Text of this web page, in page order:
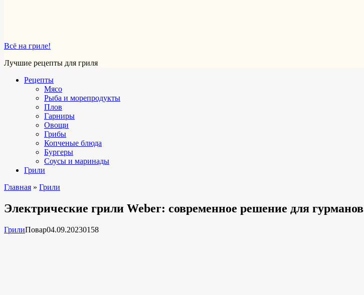
Всё на гриле!
Лучшие рецепты для гриля
Рецепты
Мясо
Рыба и морепродукты
Плов
Гарниры
Овощи
Грибы
Копченые блюда
Бургеры
Соусы и маринады
Грили
Главная » Грили
Электрические грили Weber: современное решение для гурманов
ГрилиПовар04.09.20230158